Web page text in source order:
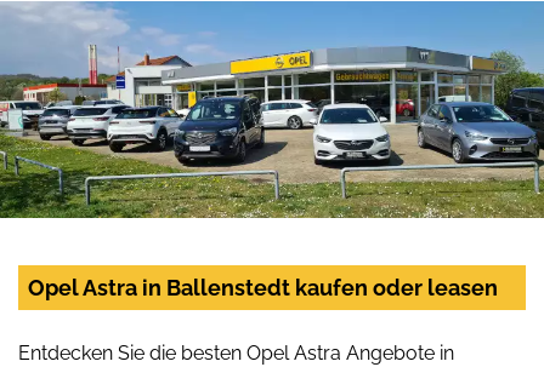
Opel Astra in Ballenstedt kaufen oder leasen
Entdecken Sie die besten Opel Astra Angebote in